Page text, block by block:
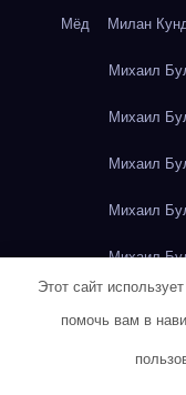
Мёд Милан
Михаил
Михаил
Михаил
Михаил
Михаил
Михаил
Этот сайт
помочь вам в